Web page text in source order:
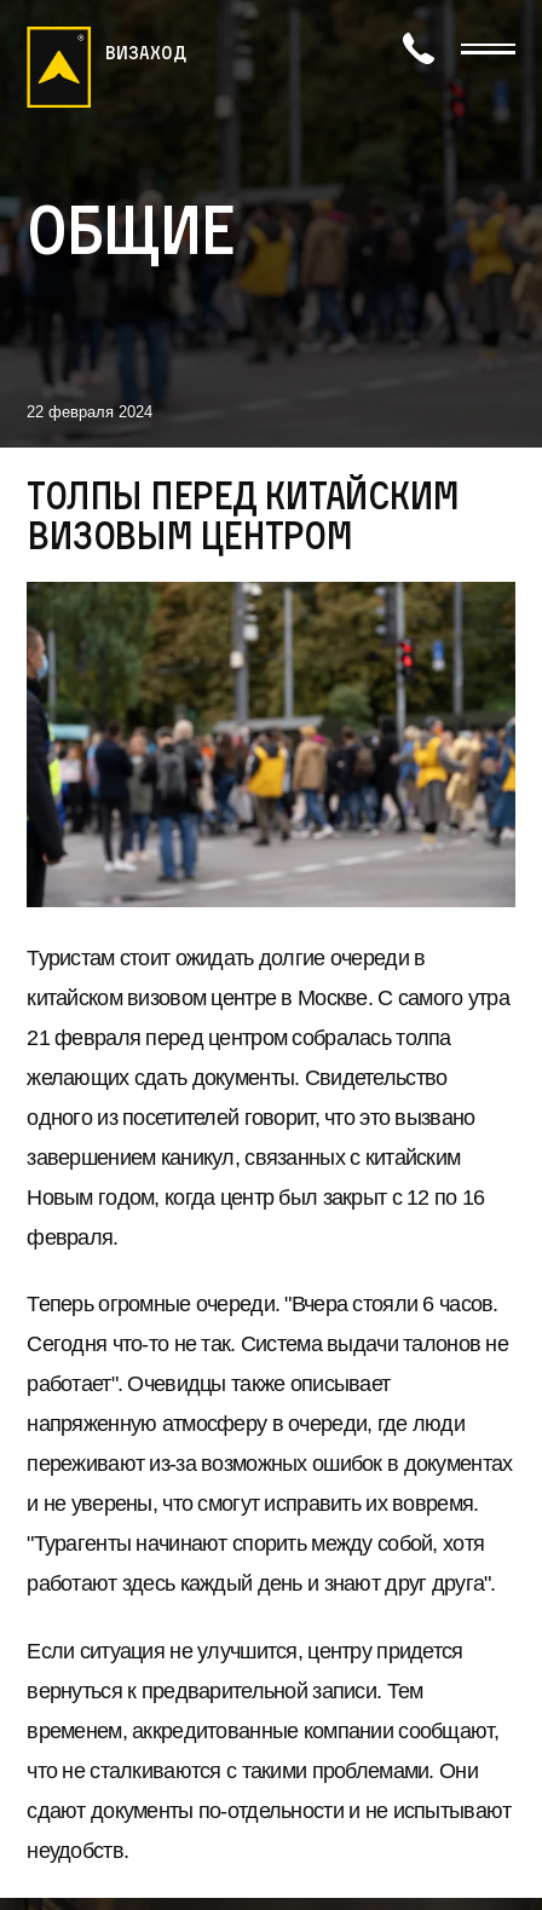
визаход
Общие
22 февраля 2024
Толпы перед китайским
визовым центром
Туристам стоит ожидать долгие очереди в
китайском визовом центре в Москве. С самого утра
21 февраля перед центром собралась толпа
желающих сдать документы. Свидетельство
одного из посетителей говорит, что это вызвано
завершением каникул, связанных с китайским
Новым годом, когда центр был закрыт с 12 по 16
февраля.
Теперь огромные очереди. "Вчера стояли 6 часов.
Сегодня что-то не так. Система выдачи талонов не
работает". Очевидцы также описывает
напряженную атмосферу в очереди, где люди
переживают из-за возможных ошибок в документах
и не уверены, что смогут исправить их вовремя.
"Турагенты начинают спорить между собой, хотя
работают здесь каждый день и знают друг друга".
Если ситуация не улучшится, центру придется
вернуться к предварительной записи. Тем
временем, аккредитованные компании сообщают,
что не сталкиваются с такими проблемами. Они
сдают документы по-отдельности и не испытывают
неудобств.